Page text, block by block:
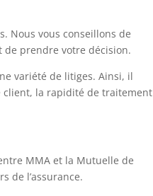
Nous vous conseillons de
prendre votre décision.
variété de litiges. Ainsi, il
client, la rapidité de traitement
MMA et la Mutuelle de
de l’assurance.